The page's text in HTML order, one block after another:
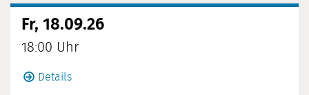
Fr, 18.09.26
18:00 Uhr
Details